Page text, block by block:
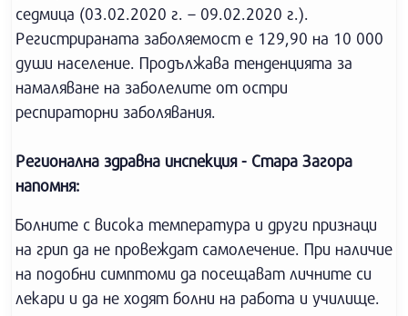
седмица (03.02.2020 г. – 09.02.2020 г.).
Регистрираната заболяемост е 129,90 на 10 000
души население. Продължава тенденцията за
намаляване на заболелите от остри
респираторни заболявания.
Регионална здравна инспекция - Стара Загора
напомня:
Болните с висока температура и други признаци
на грип да не провеждат самолечение. При наличие
на подобни симптоми да посещават личните си
лекари и да не ходят болни на работа и училище.